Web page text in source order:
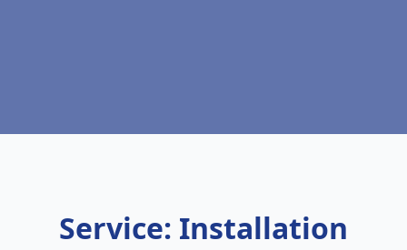
Service: Installation